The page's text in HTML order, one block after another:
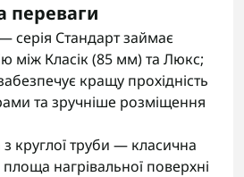
переваги
серія Стандарт займає
між Класік (85 мм) та Люкс;
кращу прохідність
та зручніше розміщення
з круглої труби — класична
нагрівальної поверхні